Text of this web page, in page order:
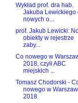
Wykład prof. dra hab.
Jakuba Lewickiego
nowych o...
prof. Jakub Lewicki:
obiekty w rejestrze
zaby...
Co nowego w
2018, czyli ABC
miejskich ...
Tomasz Chodorski -
nowego w
2018